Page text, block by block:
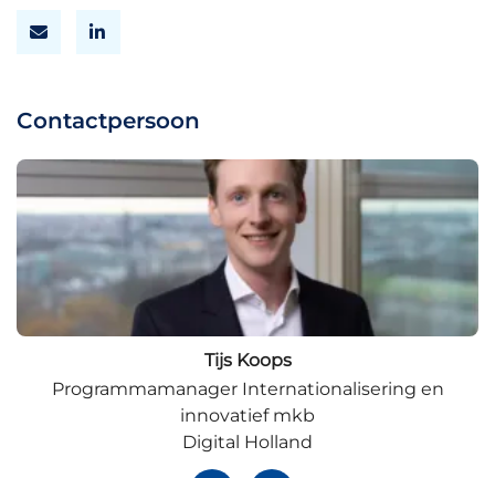
Contactpersoon
Tijs Koops
Programmamanager Internationalisering en
innovatief mkb
Digital Holland